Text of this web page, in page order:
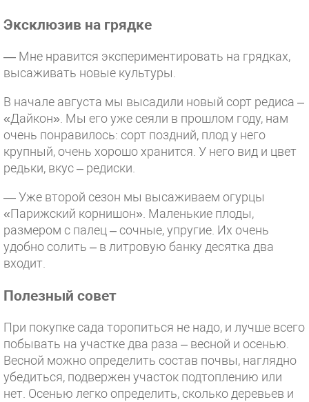
Эксклюзив на грядке
— Мне нравится экспериментировать на грядках,
высаживать новые культуры.
В начале августа мы высадили новый сорт редиса –
«Дайкон». Мы его уже сеяли в прошлом году, нам
очень понравилось: сорт поздний, плод у него
крупный, очень хорошо хранится. У него вид и цвет
редьки, вкус – редиски.
— Уже второй сезон мы высаживаем огурцы
«Парижский корнишон». Маленькие плоды,
размером с палец – сочные, упругие. Их очень
удобно солить – в литровую банку десятка два
входит.
Полезный совет
При покупке сада торопиться не надо, и лучше всего
побывать на участке два раза – весной и осенью.
Весной можно определить состав почвы, наглядно
убедиться, подвержен участок подтоплению или
нет. Осенью легко определить, сколько деревьев и